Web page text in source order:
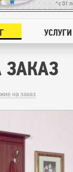
УСЛУГИ
на заказ